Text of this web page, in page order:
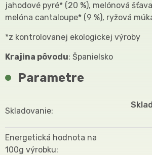
jahodové pyré* (20 %), melónová
melóna cantaloupe* (9 %), ryžová
*z kontrolovanej ekologickej výroby
Krajina pôvodu: Španielsko
Parametre
Skladovanie
Energetická hodnota na
100g výrobku